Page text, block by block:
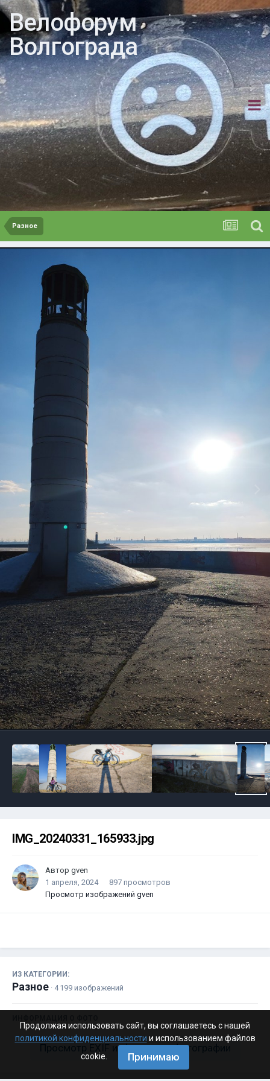
Велофорум
Волгограда
Разное
IMG_20240331_165933.jpg
Автор gven
1 апреля, 2024
897 просмотров
Просмотр изображений gven
ИЗ КАТЕГОРИИ:
Разное · 4 199 изображений
Просмотр EXIF информации фотографии
Продолжая использовать сайт, вы соглашаетесь с нашей
политикой конфиденциальности и использованием файлов
cookie.
Принимаю